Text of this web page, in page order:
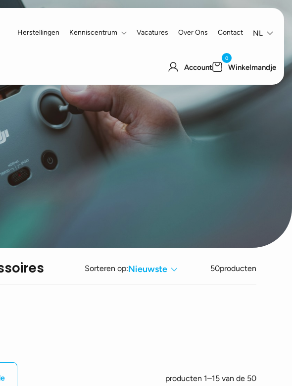
Herstellingen Kenniscentrum Vacatures Over Ons Contact NL
Account
0
Winkelmandje
Sorteren op:Nieuwste 50producten
producten 1–15 van de 50